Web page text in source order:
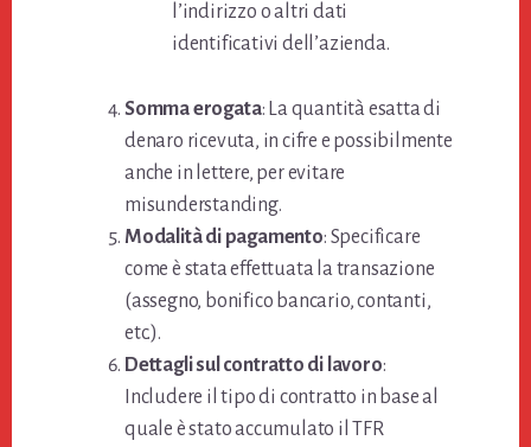
l’indirizzo o altri dati
identificativi dell’azienda.
Somma erogata: La quantità esatta di
denaro ricevuta, in cifre e possibilmente
anche in lettere, per evitare
misunderstanding.
Modalità di pagamento: Specificare
come è stata effettuata la transazione
(assegno, bonifico bancario, contanti,
etc.).
Dettagli sul contratto di lavoro:
Includere il tipo di contratto in base al
quale è stato accumulato il TFR